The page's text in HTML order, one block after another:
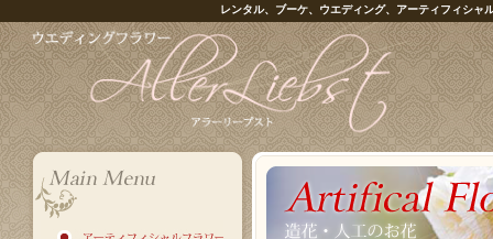
レンタル、ブーケ、ウエディング、アーティフィシャ